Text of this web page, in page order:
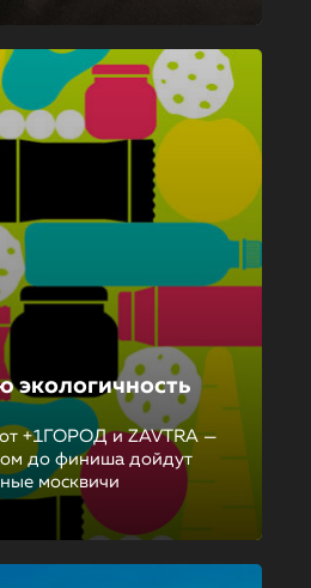
экологичность
+1ГОРОД и ZAVTRA —
до финиша дойдут
москвичи